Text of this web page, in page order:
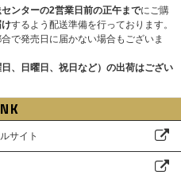
ンターの2営業日前の正午までにご購
するよう配送準備を行っております。
で発売日に届かない場合もございま
、日曜日、祝日など）の出荷はござい
サイト